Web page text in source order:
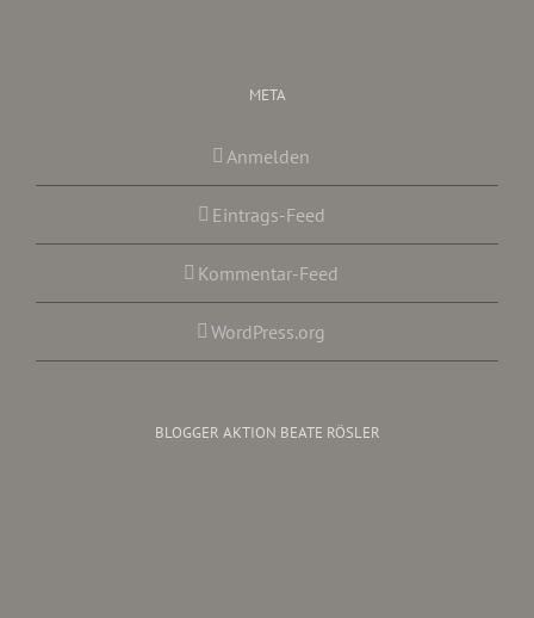
META
Anmelden
Eintrags-Feed
Kommentar-Feed
WordPress.org
BLOGGER AKTION BEATE RÖSLER